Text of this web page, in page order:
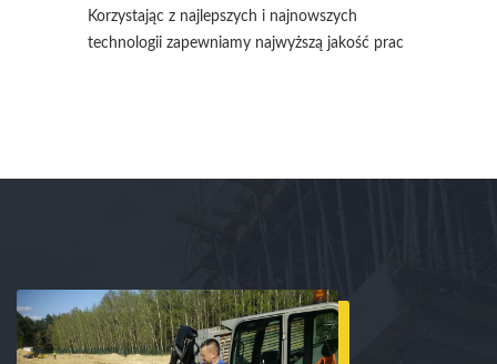
Korzystając z najlepszych i najnowszych
technologii zapewniamy najwyższą jakość prac